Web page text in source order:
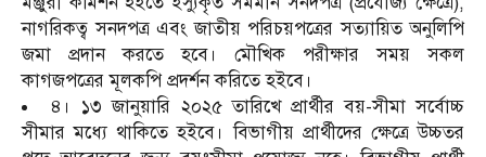
নাগরিকত্ব সনদপত্র এবং জাতীয় পরিচয়পত্রের সত্যায়িত অনুলিপি
জমা প্রদান করতে হবে। মৌখিক পরীক্ষার সময় সকল
কাগজপত্রের মূলকপি প্রদর্শন করিতে হইবে।
৪। ১৩ জানুয়ারি ২০২৫ তারিখে প্রার্থীর বয়-সীমা সর্বোচ্চ
সীমার মধ্যে থাকিতে হইবে। বিভাগীয় প্রার্থীদের ক্ষেত্রে উচ্চতর